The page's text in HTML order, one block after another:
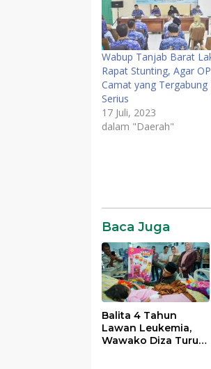
Wabup Tanjab Barat
Rapat Stunting, Agar
Camat yang Tergabung
Serius
17 Juli, 2023
dalam "Daerah"
Baca Juga
Balita 4 Tahun
Lawan Leukemia,
Wawako Diza Turun